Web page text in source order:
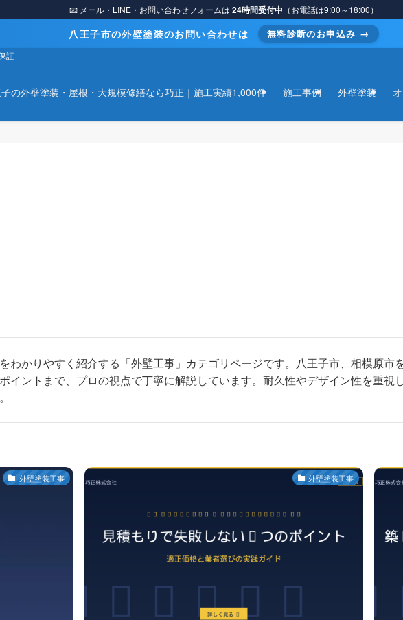
📧 メール・LINE・お問い合わせフォームは 24時間受付中 （お電話は9:00～18:00）
八王子市の外壁塗装のお問い合わせは 無料診断のお申込み →
証
子の外壁塗装・屋根・大規模修繕なら巧正｜施工実績1,000件 施工事例 外壁塗装
わかりやすく紹介する「外壁工事」カテゴリページです。八王子市、相模原市
イントまで、プロの視点で丁寧に解説しています。耐久性やデザイン性を重視
外壁塗装工事 外壁塗装工事